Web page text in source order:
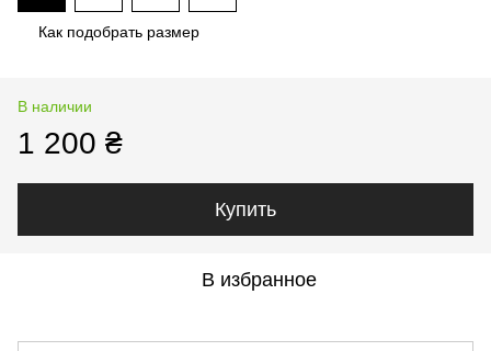
Как подобрать размер
В наличии
1 200 ₴
Купить
В избранное